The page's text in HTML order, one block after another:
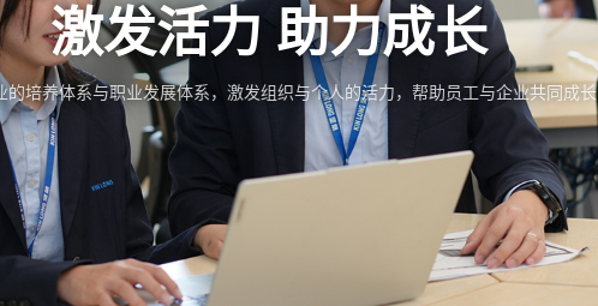
激发活力 助力成长
的培养体系与职业发展体系，激发组织与个人的活力，帮助员工与企业共同成长